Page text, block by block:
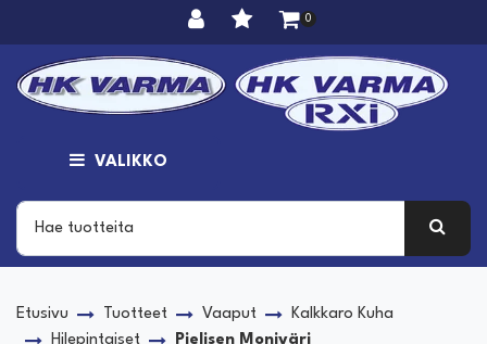
0
VALIKKO
Etusivu Tuotteet Vaaput
Kalkkaro Kuha
Hilepintaiset
Pielisen Moniväri